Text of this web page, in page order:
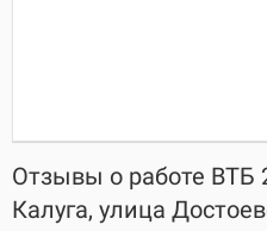
Отзывы о работе ВТБ
Калуга, улица